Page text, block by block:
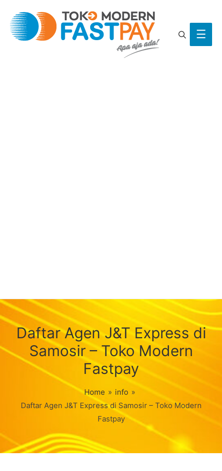
Main
Search
Daftar Agen J&T Express di
Samosir – Toko Modern
Fastpay
Home » info »
Daftar Agen J&T Express di Samosir – Toko Modern
Fastpay